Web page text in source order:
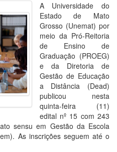
A Universidade do
Estado de Mato
Grosso (Unemat) por
meio da Pró-Reitoria
de Ensino de
Graduação (PROEG)
e da Diretoria de
Gestão de Educação
a Distância (Dead)
publicou nesta
quinta-feira (11)
edital nº 15 com 243
sensu em Gestão da Escola
As inscrições seguem até o